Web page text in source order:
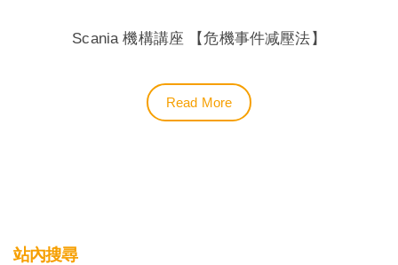
Scania 機構講座 【危機事件减壓法】
Read More
站內搜尋